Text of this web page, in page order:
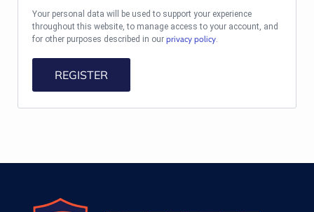
Your personal data will be used to support your experience
throughout this website, to manage access to your account, and
for other purposes described in our privacy policy.
REGISTER